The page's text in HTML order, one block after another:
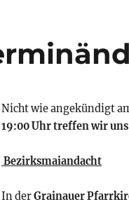
Nicht wie angekündigt
19:00 Uhr treffen wir
Bezirksmaiandacht
In derGrainauer